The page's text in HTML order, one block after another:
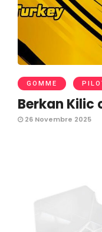
GOMME
Berkan Kilic
26 Novembre 2025